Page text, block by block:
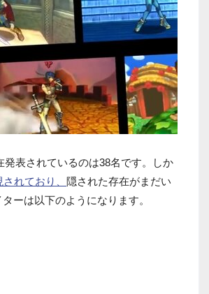
発表されているのは38名です。しか
れており、 隠された存在がまだい
ーは以下のようになります。